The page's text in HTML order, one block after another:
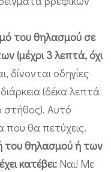
του θηλασμού σε
(μέχρι 3 λεπτά, όχι
δίνονται οδηγίες
(δέκα λεπτά
στήθος). Αυτό
που θα πετύχεις.
του θηλασμού ή των
κατέβει: Ναι! Με